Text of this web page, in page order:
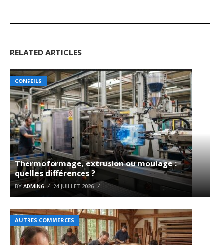
RELATED ARTICLES
CONSEILS
Thermoformage, extrusion ou moulage :
quelles différences ?
BY ADMIN6 24 JUILLET 2026
AUTRES COMMERCES